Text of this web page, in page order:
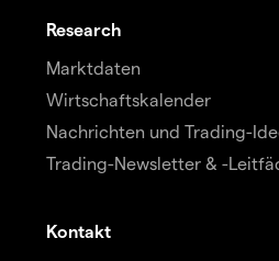
Research
Marktdaten
Wirtschaftskalender
Nachrichten und Trading-
Trading-Newsletter & -
Kontakt